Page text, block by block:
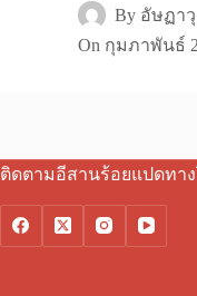
By อัษฏา
On กุมภาพันธ์
ติดตามอีสานร้อยแปดทาง